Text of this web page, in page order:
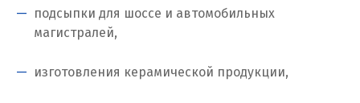
Коелга
подсыпки для шоссе и автомобильных
магистралей,
изготовления керамической продукции,